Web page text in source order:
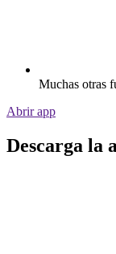
Muchas otras
Abrir app
Descarga la